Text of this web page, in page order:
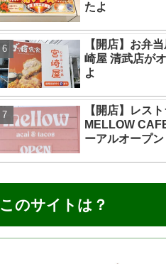
たよ
【開店】お弁
崎屋 清武店が
よ
【開店】レス
MELLOW
ーアルオープン
このサイトは？